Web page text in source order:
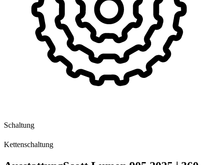
Schaltung
Kettenschaltung